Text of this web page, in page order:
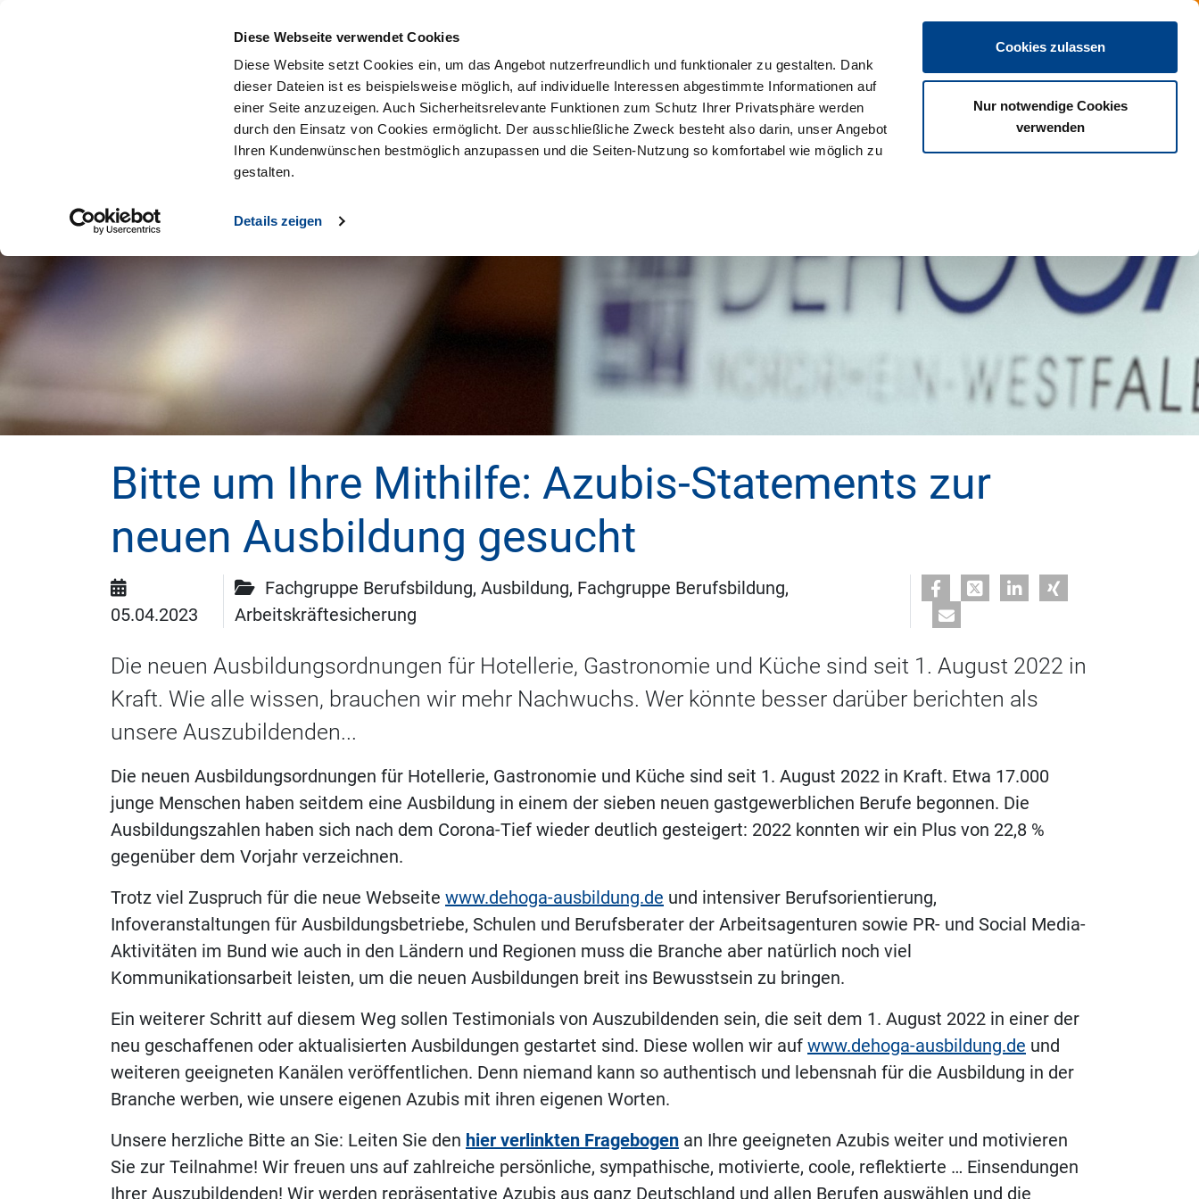
Diese Webseite verwendet Cookies
Diese Website setzt Cookies ein, um das Angebot nutzerfreundlich und funktionaler zu gestalten. Dank
dieser Dateien ist es beispielsweise möglich, auf individuelle Interessen abgestimmte Informationen auf
einer Seite anzuzeigen. Auch Sicherheitsrelevante Funktionen zum Schutz Ihrer Privatsphäre werden
durch den Einsatz von Cookies ermöglicht. Der ausschließliche Zweck besteht also darin, unser Angebot
Ihren Kundenwünschen bestmöglich anzupassen und die Seiten-Nutzung so komfortabel wie möglich zu
gestalten.
Details zeigen
Cookies zulassen
Nur notwendige Cookies
verwenden
Bitte um Ihre Mithilfe: Azubis-Statements zur
neuen Ausbildung gesucht
05.04.2023
Fachgruppe Berufsbildung, Ausbildung, Fachgruppe Berufsbildung,
Arbeitskräftesicherung
Die neuen Ausbildungsordnungen für Hotellerie, Gastronomie und Küche sind seit 1. August 2022 in
Kraft. Wie alle wissen, brauchen wir mehr Nachwuchs. Wer könnte besser darüber berichten als
unsere Auszubildenden...
Die neuen Ausbildungsordnungen für Hotellerie, Gastronomie und Küche sind seit 1. August 2022 in Kraft. Etwa 17.000
junge Menschen haben seitdem eine Ausbildung in einem der sieben neuen gastgewerblichen Berufe begonnen. Die
Ausbildungszahlen haben sich nach dem Corona-Tief wieder deutlich gesteigert: 2022 konnten wir ein Plus von 22,8 %
gegenüber dem Vorjahr verzeichnen.
Trotz viel Zuspruch für die neue Webseite www.dehoga-ausbildung.de und intensiver Berufsorientierung,
Infoveranstaltungen für Ausbildungsbetriebe, Schulen und Berufsberater der Arbeitsagenturen sowie PR- und Social Media-
Aktivitäten im Bund wie auch in den Ländern und Regionen muss die Branche aber natürlich noch viel
Kommunikationsarbeit leisten, um die neuen Ausbildungen breit ins Bewusstsein zu bringen.
Ein weiterer Schritt auf diesem Weg sollen Testimonials von Auszubildenden sein, die seit dem 1. August 2022 in einer der
neu geschaffenen oder aktualisierten Ausbildungen gestartet sind. Diese wollen wir auf www.dehoga-ausbildung.de und
weiteren geeigneten Kanälen veröffentlichen. Denn niemand kann so authentisch und lebensnah für die Ausbildung in der
Branche werben, wie unsere eigenen Azubis mit ihren eigenen Worten.
Unsere herzliche Bitte an Sie: Leiten Sie den hier verlinkten Fragebogen an Ihre geeigneten Azubis weiter und motivieren
Sie zur Teilnahme! Wir freuen uns auf zahlreiche persönliche, sympathische, motivierte, coole, reflektierte … Einsendungen
Ihrer Auszubildenden! Wir werden repräsentative Azubis aus ganz Deutschland und allen Berufen auswählen und die